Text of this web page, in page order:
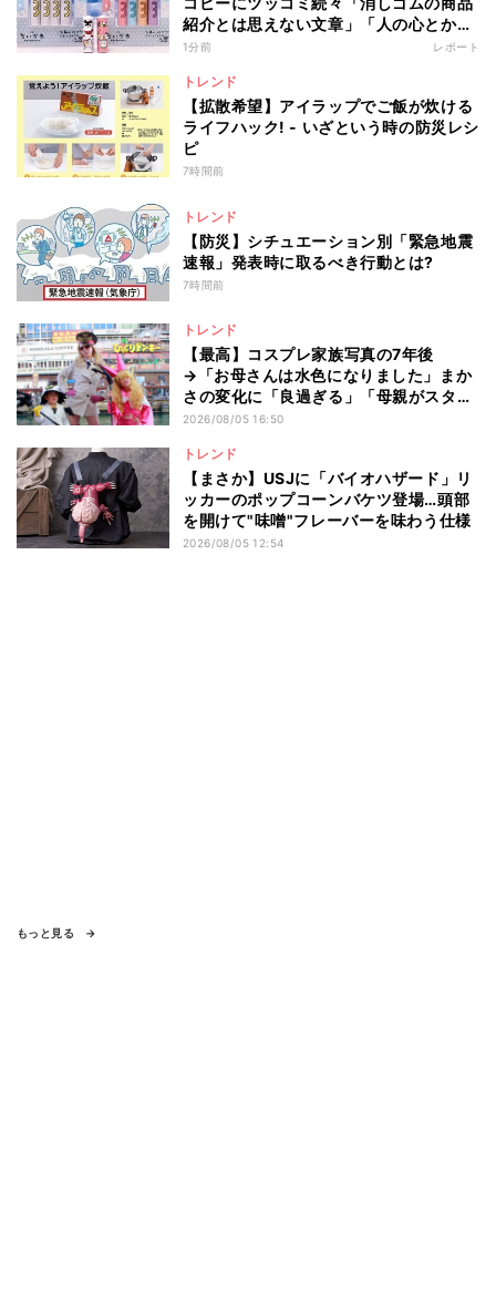
紹介とは思えない文章」「人の心とかな
いんか」
1分前 レポート
トレンド
【拡散希望】アイラップでご飯が炊ける
ライフハック! - いざという時の防災レシ
ピ
7時間前
トレンド
【防災】シチュエーション別「緊急地震
速報」発表時に取るべき行動とは?
7時間前
トレンド
【最高】コスプレ家族写真の7年後
→「お母さんは水色になりました」まか
さの変化に「良過ぎる」「母親がスタン
ドwww」と6.8万いいね
2026/08/05 16:50
トレンド
【まさか】USJに「バイオハザード」リ
ッカーのポップコーンバケツ登場…頭部
を開けて"味噌"フレーバーを味わう仕様
2026/08/05 12:54
もっと見る